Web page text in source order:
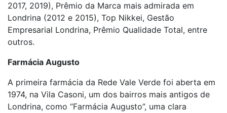
2017, 2019), Prêmio da Marca mais admirada em
Londrina (2012 e 2015), Top Nikkei, Gestão
Empresarial Londrina, Prêmio Qualidade Total, entre
outros.
Farmácia Augusto
A primeira farmácia da Rede Vale Verde foi aberta em
1974, na Vila Casoni, um dos bairros mais antigos de
Londrina, como “Farmácia Augusto”, uma clara